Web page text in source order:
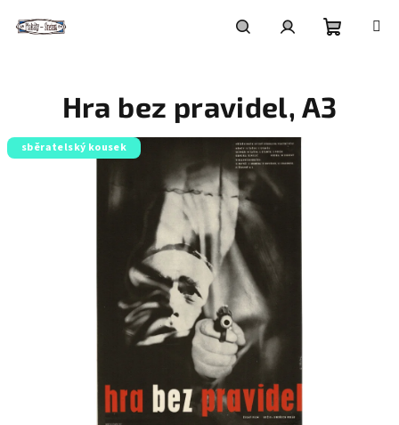
košík
Hra bez pravidel, A3
sběratelský kousek